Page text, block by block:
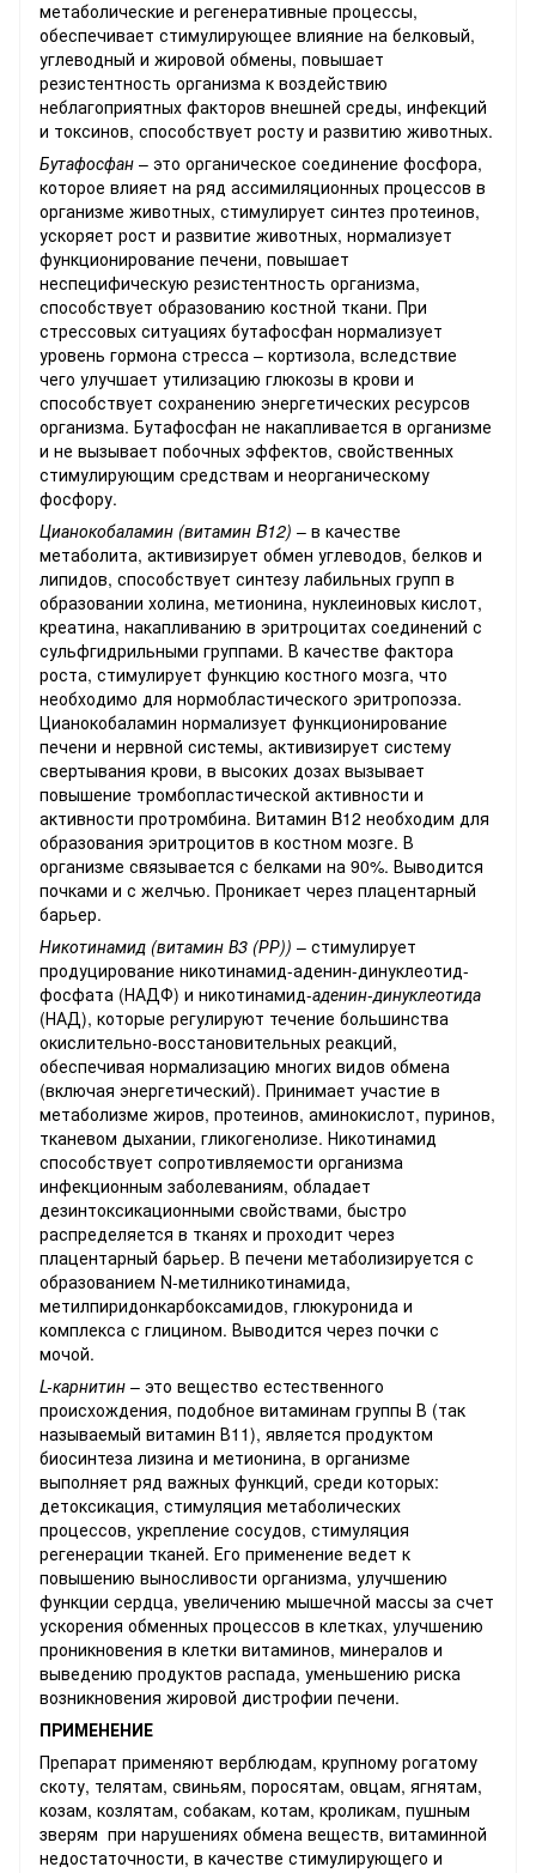
метаболические и регенеративные процессы,
обеспечивает стимулирующее влияние на белковый,
углеводный и жировой обмены, повышает
резистентность организма к воздействию
неблагоприятных факторов внешней среды, инфекций
и токсинов, способствует росту и развитию животных.
Бутафосфан – это органическое соединение фосфора,
которое влияет на ряд ассимиляционных процессов в
организме животных, стимулирует синтез протеинов,
ускоряет рост и развитие животных, нормализует
функционирование печени, повышает
неспецифическую резистентность организма,
способствует образованию костной ткани. При
стрессовых ситуациях бутафосфан нормализует
уровень гормона стресса – кортизола, вследствие
чего улучшает утилизацию глюкозы в крови и
способствует сохранению энергетических ресурсов
организма. Бутафосфан не накапливается в организме
и не вызывает побочных эффектов, свойственных
стимулирующим средствам и неорганическому
фосфору.
Цианокобаламин (витамин B12) – в качестве
метаболита, активизирует обмен углеводов, белков и
липидов, способствует синтезу лабильных групп в
образовании холина, метионина, нуклеиновых кислот,
креатина, накапливанию в эритроцитах соединений с
сульфгидрильными группами. В качестве фактора
роста, стимулирует функцию костного мозга, что
необходимо для нормобластического эритропоэза.
Цианокобаламин нормализует функционирование
печени и нервной системы, активизирует систему
свертывания крови, в высоких дозах вызывает
повышение тромбопластической активности и
активности протромбина. Витамин B12 необходим для
образования эритроцитов в костном мозге. В
организме связывается с белками на 90%. Выводится
почками и с желчью. Проникает через плацентарный
барьер.
Никотинамид (витамин В3 (РР)) – стимулирует
продуцирование никотинамид-аденин-динуклеотид-
фосфата (НАДФ) и никотинамид-аденин-динуклеотида
(НАД), которые регулируют течение большинства
окислительно-восстановительных реакций,
обеспечивая нормализацию многих видов обмена
(включая энергетический). Принимает участие в
метаболизме жиров, протеинов, аминокислот, пуринов,
тканевом дыхании, гликогенолизе. Никотинамид
способствует сопротивляемости организма
инфекционным заболеваниям, обладает
дезинтоксикационными свойствами, быстро
распределяется в тканях и проходит через
плацентарный барьер. В печени метаболизируется с
образованием N-метилникотинамида,
метилпиридонкарбоксамидов, глюкуронида и
комплекса с глицином. Выводится через почки с
мочой.
L-карнитин – это вещество естественного
происхождения, подобное витаминам группы В (так
называемый витамин В11), является продуктом
биосинтеза лизина и метионина, в организме
выполняет ряд важных функций, среди которых:
детоксикация, стимуляция метаболических
процессов, укрепление сосудов, стимуляция
регенерации тканей. Его применение ведет к
повышению выносливости организма, улучшению
функции сердца, увеличению мышечной массы за счет
ускорения обменных процессов в клетках, улучшению
проникновения в клетки витаминов, минералов и
выведению продуктов распада, уменьшению риска
возникновения жировой дистрофии печени.
ПРИМЕНЕНИЕ
Препарат применяют верблюдам, крупному рогатому
скоту, телятам, свиньям, поросятам, овцам, ягнятам,
козам, козлятам, собакам, котам, кроликам, пушным
зверям при нарушениях обмена веществ, витаминной
недостаточности, в качестве стимулирующего и